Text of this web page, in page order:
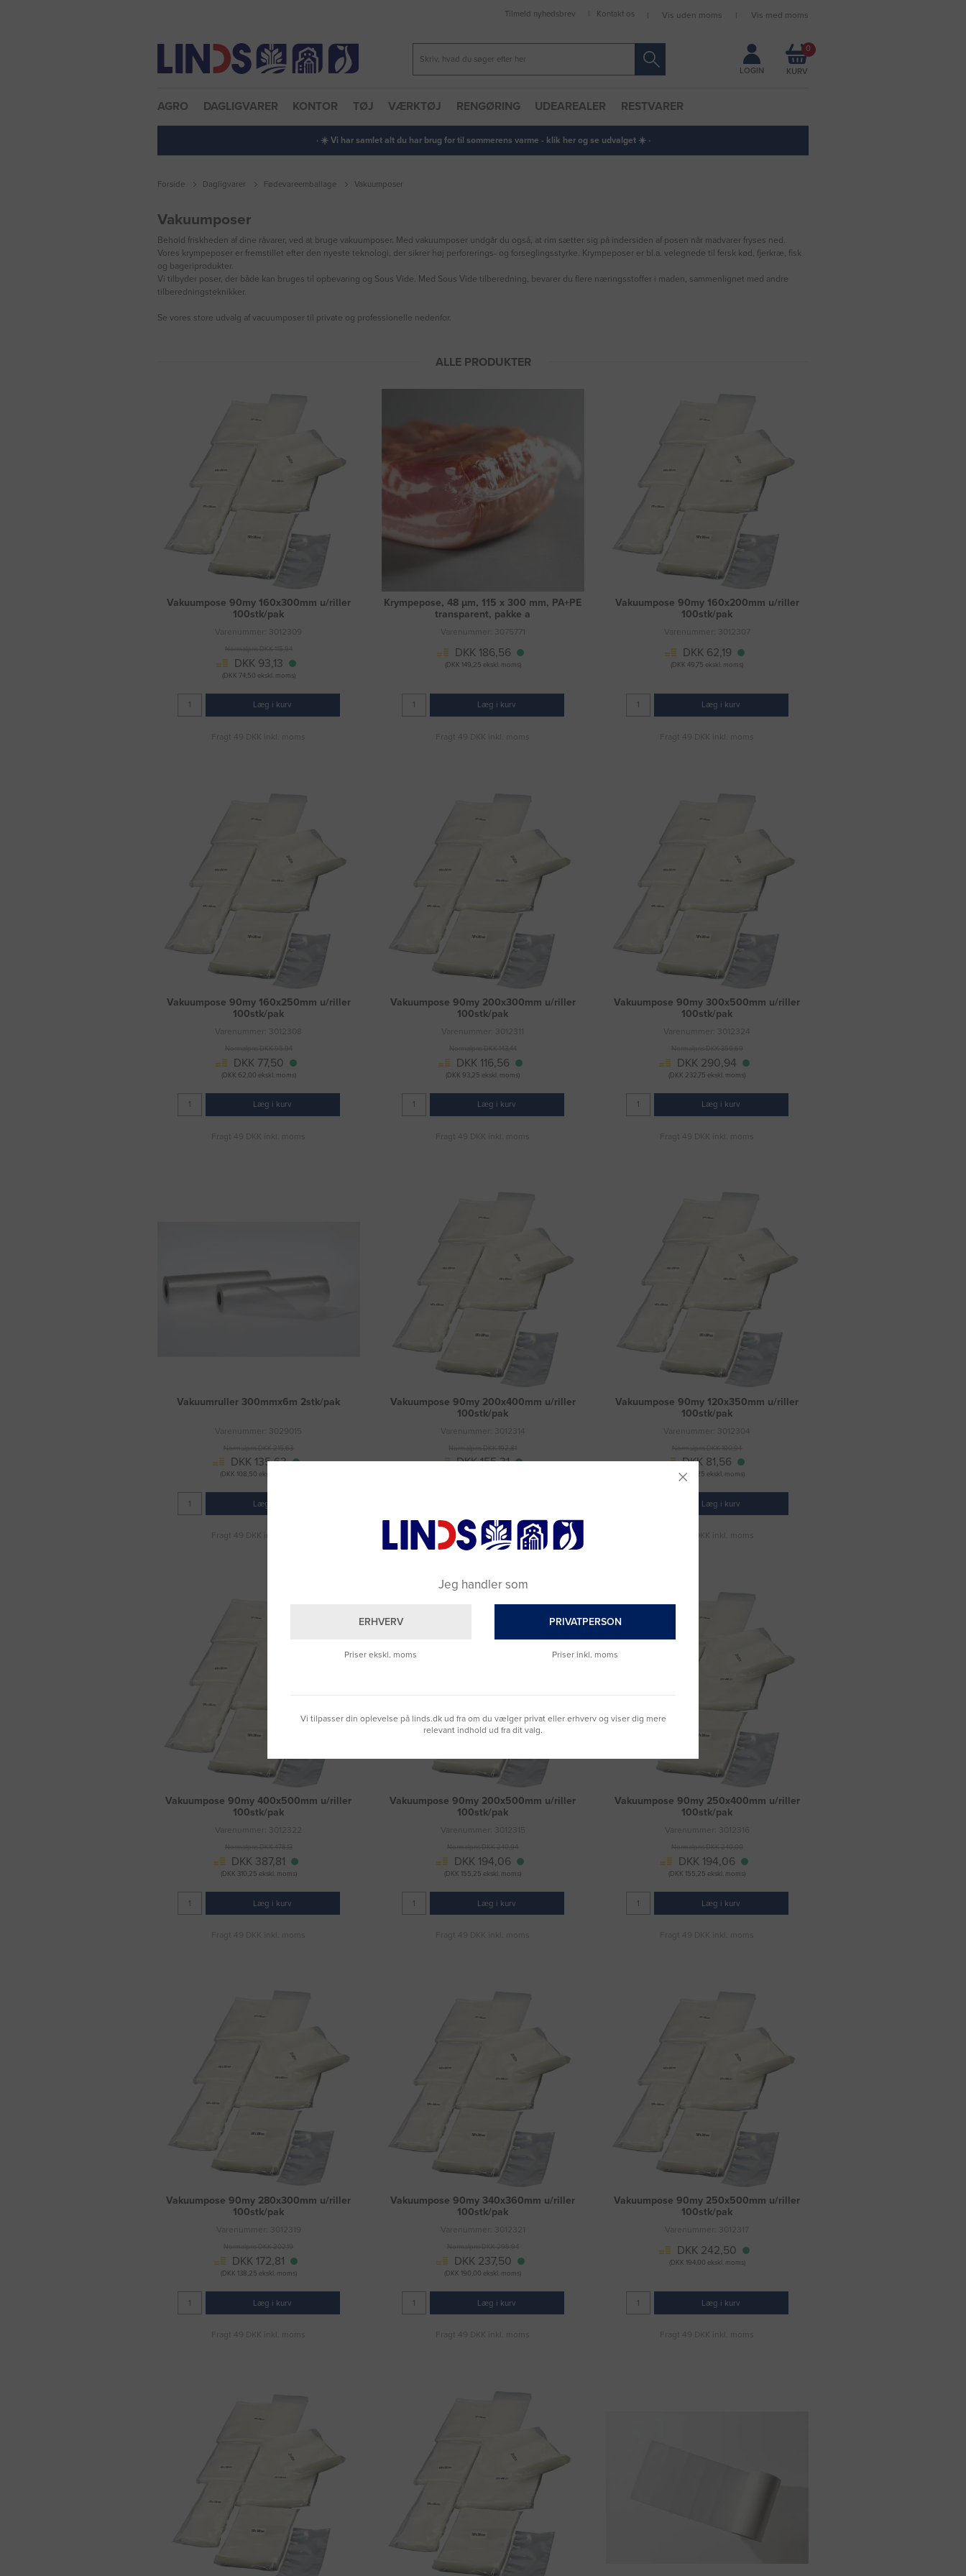
Forbliv logget ind
Tilmeld nyhedsbrev Kontakt os Vis uden moms Vis med moms
LOGIN
0
AGRO DAGLIGVARER KONTOR TØJ VÆRKTØJ RENGØRING UDEAREALER RESTVARER
· ☀️ Vi har samlet alt du har brug for til sommerens varme - klik her og se udvalget ☀️ ·
Forside Dagligvarer Fødevareemballage Vakuumposer
Vakuumposer
Behold friskheden af dine råvarer, ved at bruge vakuumposer. Med vakuumposer undgår du også, at rim sætter sig på indersiden af posen når madvarer fryses ned.
Vores krympeposer er fremstillet efter den nyeste teknologi, der sikrer høj perforerings- og forseglingsstyrke. Krympeposer er bl.a. velegnede til fersk kød, fjerkræ, fisk
og bageriprodukter.
Vi tilbyder poser, der både kan bruges til opbevaring og Sous Vide. Med Sous Vide tilberedning, bevarer du flere næringsstoffer i maden, sammenlignet med andre
tilberedningsteknikker.
Se vores store udvalg af vacuumposer til private og professionelle nedenfor.
ALLE PRODUKTER
Vakuumpose 90my 160x300mm u/riller
100stk/pak
Varenummer: 3012309
Normalpris DKK 115,94
DKK 93,13
(DKK 74,50 ekskl. moms)
Læg i kurv
Fragt 49 DKK inkl. moms
Krympepose, 48 µm, 115 x 300 mm, PA+PE
transparent, pakke a
Varenummer: 3075771
DKK 186,56
(DKK 149,25 ekskl. moms)
Læg i kurv
Fragt 49 DKK inkl. moms
Vakuumpose 90my 160x200mm u/riller
100stk/pak
Varenummer: 3012307
DKK 62,19
(DKK 49,75 ekskl. moms)
Læg i kurv
Fragt 49 DKK inkl. moms
Vakuumpose 90my 160x250mm u/riller
100stk/pak
Varenummer: 3012308
Normalpris DKK 95,94
DKK 77,50
(DKK 62,00 ekskl. moms)
Læg i kurv
Fragt 49 DKK inkl. moms
Vakuumpose 90my 200x300mm u/riller
100stk/pak
Varenummer: 3012311
Normalpris DKK 143,44
DKK 116,56
(DKK 93,25 ekskl. moms)
Læg i kurv
Fragt 49 DKK inkl. moms
Vakuumpose 90my 300x500mm u/riller
100stk/pak
Varenummer: 3012324
Normalpris DKK 359,69
DKK 290,94
(DKK 232,75 ekskl. moms)
Læg i kurv
Fragt 49 DKK inkl. moms
Vakuumruller 300mmx6m 2stk/pak
Varenummer: 3029015
Normalpris DKK 215,63
DKK 135,63
(DKK 108,50 ekskl. moms)
Læg i kurv
Fragt 49 DKK inkl. moms
Vakuumpose 90my 200x400mm u/riller
100stk/pak
Varenummer: 3012314
Normalpris DKK 192,81
DKK 155,31
Fragt 49 DKK inkl. moms
Vakuumpose 90my 120x350mm u/riller
100stk/pak
Varenummer: 3012304
Normalpris DKK 100,94
DKK 81,56
(DKK 65,25 ekskl. moms)
Læg i kurv
Fragt 49 DKK inkl. moms
Vakuumpose 90my 400x500mm u/riller
100stk/pak
Varenummer: 3012322
Normalpris DKK 478,13
DKK 387,81
(DKK 310,25 ekskl. moms)
Læg i kurv
Fragt 49 DKK inkl. moms
Vakuumpose 90my 200x500mm u/riller
100stk/pak
Varenummer: 3012315
Normalpris DKK 240,94
DKK 194,06
(DKK 155,25 ekskl. moms)
Læg i kurv
Fragt 49 DKK inkl. moms
Vakuumpose 90my 250x400mm u/riller
100stk/pak
Varenummer: 3012316
Normalpris DKK 240,00
DKK 194,06
(DKK 155,25 ekskl. moms)
Læg i kurv
Fragt 49 DKK inkl. moms
Vakuumpose 90my 280x300mm u/riller
100stk/pak
Varenummer: 3012319
Normalpris DKK 202,19
DKK 172,81
(DKK 138,25 ekskl. moms)
Læg i kurv
Fragt 49 DKK inkl. moms
Vakuumpose 90my 340x360mm u/riller
100stk/pak
Varenummer: 3012321
Normalpris DKK 295,94
DKK 237,50
(DKK 190,00 ekskl. moms)
Læg i kurv
Fragt 49 DKK inkl. moms
Vakuumpose 90my 250x500mm u/riller
100stk/pak
Varenummer: 3012317
DKK 242,50
(DKK 194,00 ekskl. moms)
Læg i kurv
Fragt 49 DKK inkl. moms
Jeg handler som
ERHVERV
Priser ekskl. moms
PRIVATPERSON
Priser inkl. moms
Vi tilpasser din oplevelse på linds.dk ud fra om du vælger privat eller erhverv og viser dig mere
relevant indhold ud fra dit valg.